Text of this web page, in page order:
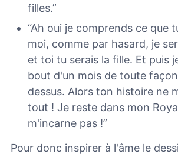
filles.”
“Ah oui je comprends ce que
moi, comme par hasard, je
et toi tu serais la fille. Et puis
bout d'un mois de toute
dessus. Alors ton histoire ne
tout ! Je reste dans mon
m'incarne pas !”
Pour donc inspirer à l'âme le